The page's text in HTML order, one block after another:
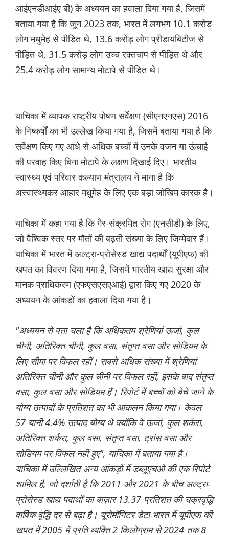
आईएनडीआईए बी) के अध्ययन का हवाला दिया गया है, जिसमें
बताया गया है कि जून 2023 तक, भारत में लगभग 10.1 करोड़
लोग मधुमेह से पीड़ित थे, 13.6 करोड़ लोग प्रीडायबिटीज से
पीड़ित थे, 31.5 करोड़ लोग उच्च रक्तचाप से पीड़ित थे और
25.4 करोड़ लोग सामान्य मोटापे से पीड़ित थे।
याचिका में व्यापक राष्ट्रीय पोषण सर्वेक्षण (सीएनएनएस) 2016
के निष्कर्षों का भी उल्लेख किया गया है, जिसमें बताया गया है कि
सर्वेक्षण किए गए आधे से अधिक बच्चों में उनके वजन या ऊंचाई
की परवाह किए बिना मोटापे के लक्षण दिखाई दिए। भारतीय
स्वास्थ्य एवं परिवार कल्याण मंत्रालय ने माना है कि
अस्वास्थ्यकर आहार मधुमेह के लिए एक बड़ा जोखिम कारक है।
याचिका में कहा गया है कि गैर-संक्रमित रोग (एनसीडी) के लिए,
जो वैश्विक स्तर पर मौतों की बढ़ती संख्या के लिए जिम्मेदार हैं।
याचिका में भारत में अल्ट्रा-प्रोसेस्ड खाद्य पदार्थों (यूपीएफ) की
खपत का विवरण दिया गया है, जिसमें भारतीय खाद्य सुरक्षा और
मानक प्राधिकरण (एफएसएसएआई) द्वारा किए गए 2020 के
अध्ययन के आंकड़ों का हवाला दिया गया है।
"अध्ययन से पता चला है कि अधिकतम श्रेणियां ऊर्जा, कुल
चीनी, अतिरिक्त चीनी, कुल वसा, संतृप्त वसा और सोडियम के
लिए सीमा पर विफल रहीं। सबसे अधिक संख्या में श्रेणियां
अतिरिक्त चीनी और कुल चीनी पर विफल रहीं, इसके बाद संतृप्त
वसा, कुल वसा और सोडियम हैं। रिपोर्ट में बच्चों को बेचे जाने के
योग्य उत्पादों के प्रतिशत का भी आकलन किया गया। केवल
57 यानी 4.4% उत्पाद योग्य थे क्योंकि वे ऊर्जा, कुल शर्करा,
अतिरिक्त शर्करा, कुल वसा, संतृप्त वसा, ट्रांस वसा और
सोडियम पर विफल नहीं हुए", याचिका में बताया गया है।
याचिका में उल्लिखित अन्य आंकड़ों में डब्लूएचओ की एक रिपोर्ट
शामिल है, जो दर्शाती है कि 2011 और 2021 के बीच अल्ट्रा-
प्रोसेस्ड खाद्य पदार्थों का बाज़ार 13.37 प्रतिशत की चक्रवृद्धि
वार्षिक वृद्धि दर से बढ़ा है। यूरोमॉनिटर डेटा भारत में यूपीएफ की
खपत में 2005 में प्रति व्यक्ति 2 किलोग्राम से 2024 तक 8